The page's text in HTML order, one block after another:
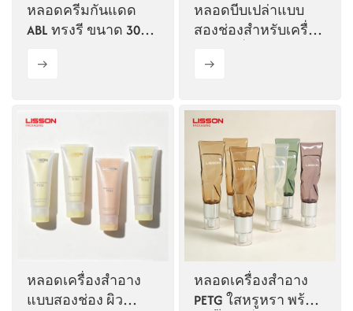
หลอดครีมกันแดด
ABL ทรงรี ขนาด 30
หลอดบีบเปล่าแบบ
สองช่องสำหรับเครื่อง
หลอดเครื่องสำอาง
แบบสองช่อง ผิว
หลอดเครื่องสำอาง
PETG ใสหรูหรา พร้อม